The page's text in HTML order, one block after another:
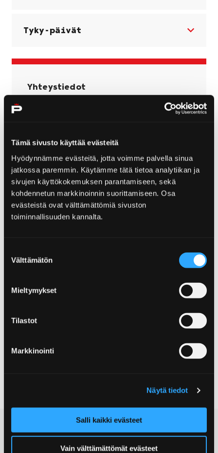
Tämä sivusto käyttää evästeitä
Hyödynnämme evästeitä, jotta voimme palvella sinua
jatkossa paremmin. Käytämme tätä tietoa analytiikan ja
sivujen käyttökokemuksen parantamiseen, sekä
kohdennetun markkinoinnin suorittamiseen. Osa
evästeistä ovat välttämättömiä sivuston
toiminnallisuuden kannalta.
valinta
Välttämätön
Mieltymykset
Tilastot
Markkinointi
Näytä tiedot
Salli kaikki evästeet
Vain välttämättömät evästeet
Tyky-päivät
Yhteystiedot
Ravintie 1
Postiosoite:
28130 Pori
Www